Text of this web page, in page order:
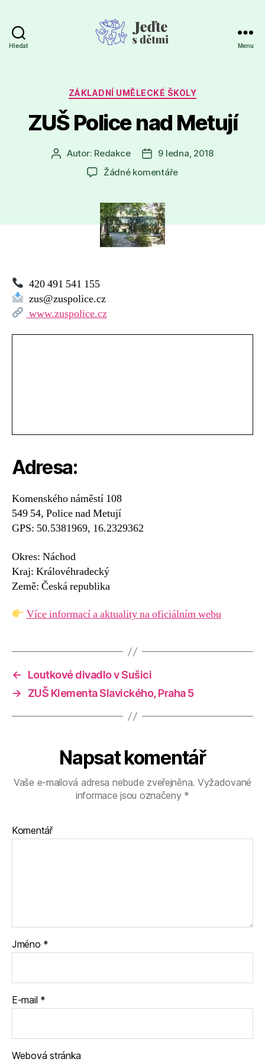
Hledat Menu
Rubriky
ZÁKLADNÍ UMĚLECKÉ ŠKOLY
ZUŠ Police nad Metují
Autor
příspěvku
Autor: Redakce
Datum
příspěvku
9 ledna, 2018
Žádné komentářeu
ZUŠ
420 491 541 155
zus@zuspolice.cz
www.zuspolice.cz
Adresa:
Komenského náměstí 108
549 54, Police nad Metují
GPS: 50.5381969, 16.2329362
Okres: Náchod
Kraj: Královéhradecký
Země: Česká republika
Více informací a aktuality na oficiálním webu
←
Loutkové divadlo v Sušici
→
ZUŠ Klementa Slavického, Praha 5
Napsat komentář
Vaše e-mailová adresa nebude zveřejněna. Vyžadované
informace jsou označeny *
Komentář
Jméno *
E-mail *
Webová stránka